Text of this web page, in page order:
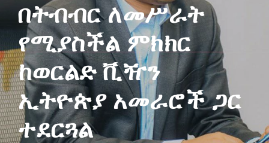
በትብብር ለመሥራት
የሚያስችል ምክክር
ከወርልድ ቪዥን
ኢትዮጵያ አመራሮች ጋር
ተደርጓል